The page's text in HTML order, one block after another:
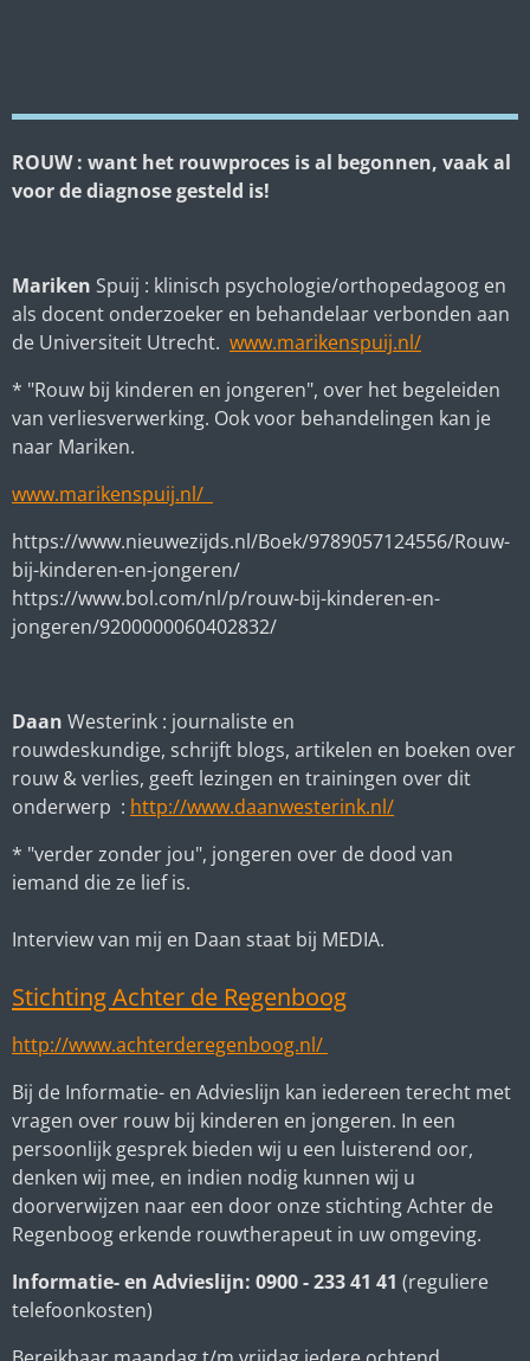
ROUW : want het rouwproces is al begonnen, vaak al
voor de diagnose gesteld is!
Mariken Spuij : klinisch psychologie/orthopedagoog en
als docent onderzoeker en behandelaar verbonden aan
de Universiteit Utrecht. www.marikenspuij.nl/
* "Rouw bij kinderen en jongeren", over het begeleiden
van verliesverwerking. Ook voor behandelingen kan je
naar Mariken.
www.marikenspuij.nl/
https://www.nieuwezijds.nl/Boek/9789057124556/Rouw-
bij-kinderen-en-jongeren/
https://www.bol.com/nl/p/rouw-bij-kinderen-en-
jongeren/9200000060402832/
Daan Westerink : journaliste en
rouwdeskundige, schrijft blogs, artikelen en boeken over
rouw & verlies, geeft lezingen en trainingen over dit
onderwerp : http://www.daanwesterink.nl/
* "verder zonder jou", jongeren over de dood van
iemand die ze lief is.
Interview van mij en Daan staat bij MEDIA.
Stichting Achter de Regenboog
http://www.achterderegenboog.nl/
Bij de Informatie- en Advieslijn kan iedereen terecht met
vragen over rouw bij kinderen en jongeren. In een
persoonlijk gesprek bieden wij u een luisterend oor,
denken wij mee, en indien nodig kunnen wij u
doorverwijzen naar een door onze stichting Achter de
Regenboog erkende rouwtherapeut in uw omgeving.
Informatie- en Advieslijn: 0900 - 233 41 41 (reguliere
telefoonkosten)